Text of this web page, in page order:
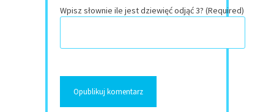
Wpisz słownie ile jest dziewięć odjąć 3? (Required)